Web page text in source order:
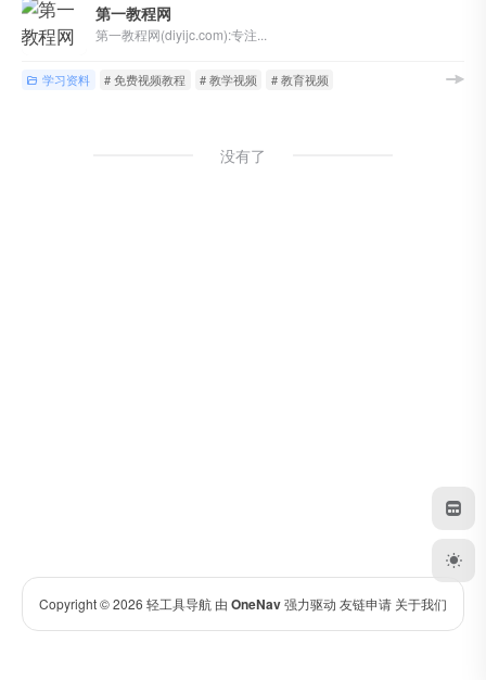
第一教程网
第一教程网(diyijc.com):专注...
学习资料 # 免费视频教程 # 教学视频 # 教育视频
没有了
Copyright © 2026 轻工具导航 由 OneNav强力驱动 友链申请 关于我们